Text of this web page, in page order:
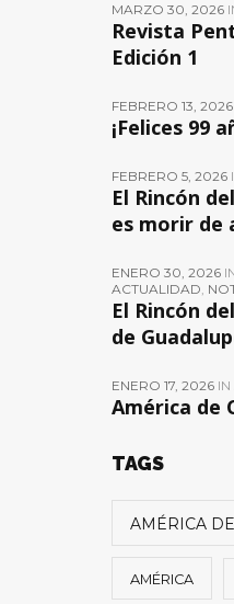
MARZO 30, 2026
Revista
Edición 1
FEBRERO 13, 2026
¡Felices 99
FEBRERO 5, 2026
El Rincón
es morir de
ENERO 30, 2026
ACTUALIDAD,
El Rincón
de
ENERO 17, 2026 IN
América de
TAGS
AMÉRICA
AMÉRICA